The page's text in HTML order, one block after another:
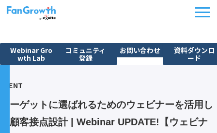
Webinar Gro
wth Lab
コミュニティ
登録
お問い合わせ
資料ダウンロ
ード
課題から探す
施策別活用シーン
EVENT
ターゲットに選ばれるためのウェビナーを活用し
た顧客接点設計 | Webinar UPDATE!【ウェビナ